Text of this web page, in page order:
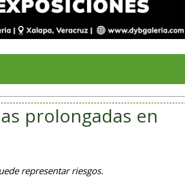
prolongadas en
representar riesgos.